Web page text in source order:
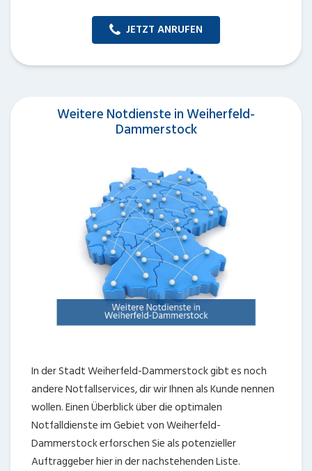
JETZT ANRUFEN
Weitere Notdienste in Weiherfeld-
Dammerstock
In der Stadt Weiherfeld-Dammerstock gibt es noch
andere Notfallservices, dir wir Ihnen als Kunde nennen
wollen. Einen Überblick über die optimalen
Notfalldienste im Gebiet von Weiherfeld-
Dammerstock erforschen Sie als potenzieller
Auftraggeber hier in der nachstehenden Liste.